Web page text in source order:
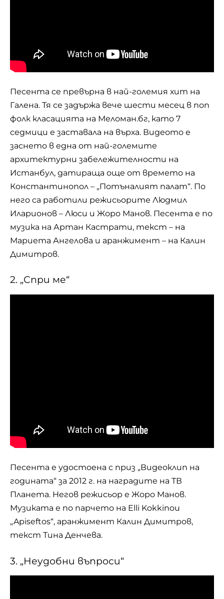
Песента се превърна в най-големия хит на
Галена. Тя се задържа вече шести месец в поп
фолк класацията на Меломан.бг, като 7
седмици е заставала на върха. Видеото е
заснето в една от най-големите
архитектурни забележителности на
Истанбул, датираща още от времето на
Константинопол – „Потъналият палат“. По
него са работили режисьорите Людмил
Иларионов – Люси и Жоро Манов. Песента е по
музика на Артан Кастрати, текст – на
Мариета Ангелова и аранжимент – на Калин
Димитров.
2. „Спри ме“
Песента е удостоена с приз „Видеоклип на
годината“ за 2012 г. на наградите на ТВ
Планета. Негов режисьор е Жоро Манов.
Музиката е по парчето на Elli Kokkinou
„Apiseftos“, аранжимент Калин Димитров,
текст Тина Денчева.
3. „Неудобни въпроси“